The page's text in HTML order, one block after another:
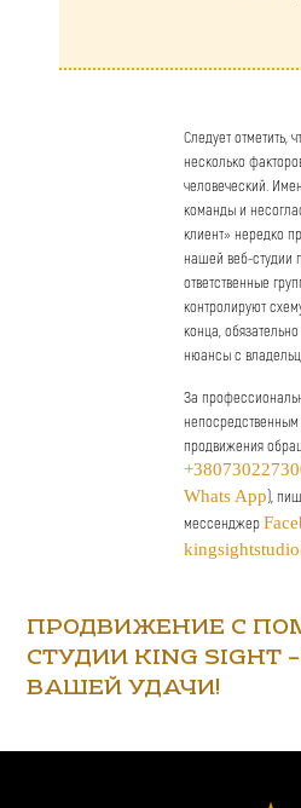
Следует отметить,
несколько
человеческий.
команды и
клиент» нередко
нашей веб-студии
ответственные
контролируют
конца,
нюансы с
За
продвижения
Whats App),
мессенджер
ПРОДВИЖЕНИЕ С
СТУДИИ KING SIGHT
ВАШЕЙ УДАЧИ!